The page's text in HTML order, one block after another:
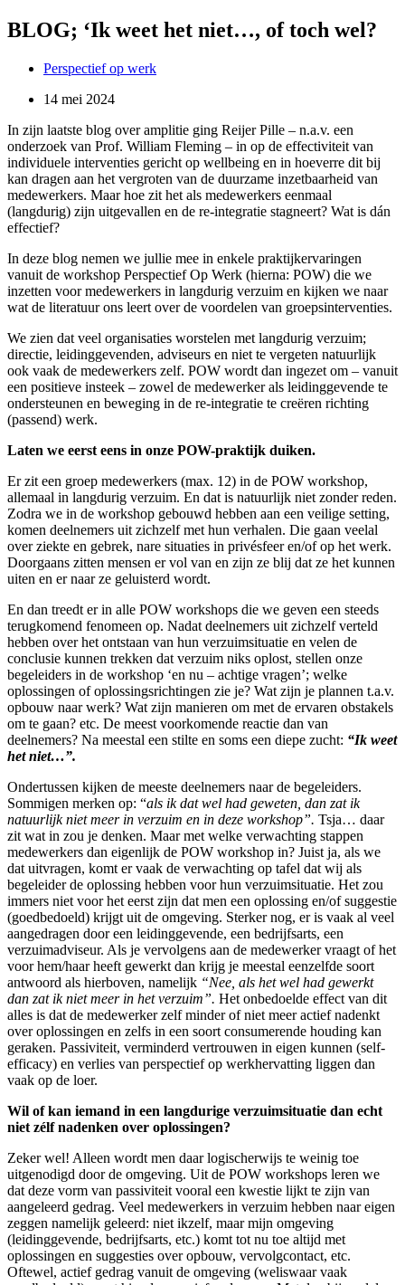
BLOG; ‘Ik weet het niet…, of toch wel?
Perspectief op werk
14 mei 2024
In zijn laatste blog over amplitie ging Reijer Pille – n.a.v. een
onderzoek van Prof. William Fleming – in op de effectiviteit van
individuele interventies gericht op wellbeing en in hoeverre dit bij
kan dragen aan het vergroten van de duurzame inzetbaarheid van
medewerkers. Maar hoe zit het als medewerkers eenmaal
(langdurig) zijn uitgevallen en de re-integratie stagneert? Wat is dán
effectief?
In deze blog nemen we jullie mee in enkele praktijkervaringen
vanuit de workshop Perspectief Op Werk (hierna: POW) die we
inzetten voor medewerkers in langdurig verzuim en kijken we naar
wat de literatuur ons leert over de voordelen van groepsinterventies.
We zien dat veel organisaties worstelen met langdurig verzuim;
directie, leidinggevenden, adviseurs en niet te vergeten natuurlijk
ook vaak de medewerkers zelf. POW wordt dan ingezet om – vanuit
een positieve insteek – zowel de medewerker als leidinggevende te
ondersteunen en beweging in de re-integratie te creëren richting
(passend) werk.
Laten we eerst eens in onze POW-praktijk duiken.
Er zit een groep medewerkers (max. 12) in de POW workshop,
allemaal in langdurig verzuim. En dat is natuurlijk niet zonder reden.
Zodra we in de workshop gebouwd hebben aan een veilige setting,
komen deelnemers uit zichzelf met hun verhalen. Die gaan veelal
over ziekte en gebrek, nare situaties in privésfeer en/of op het werk.
Doorgaans zitten mensen er vol van en zijn ze blij dat ze het kunnen
uiten en er naar ze geluisterd wordt.
En dan treedt er in alle POW workshops die we geven een steeds
terugkomend fenomeen op. Nadat deelnemers uit zichzelf verteld
hebben over het ontstaan van hun verzuimsituatie en velen de
conclusie kunnen trekken dat verzuim niks oplost, stellen onze
begeleiders in de workshop ‘en nu – achtige vragen’; welke
oplossingen of oplossingsrichtingen zie je? Wat zijn je plannen t.a.v.
opbouw naar werk? Wat zijn manieren om met de ervaren obstakels
om te gaan? etc. De meest voorkomende reactie dan van
deelnemers? Na meestal een stilte en soms een diepe zucht: “Ik weet
het niet…”.
Ondertussen kijken de meeste deelnemers naar de begeleiders.
Sommigen merken op: “als ik dat wel had geweten, dan zat ik
natuurlijk niet meer in verzuim en in deze workshop”. Tsja… daar
zit wat in zou je denken. Maar met welke verwachting stappen
medewerkers dan eigenlijk de POW workshop in? Juist ja, als we
dat uitvragen, komt er vaak de verwachting op tafel dat wij als
begeleider de oplossing hebben voor hun verzuimsituatie. Het zou
immers niet voor het eerst zijn dat men een oplossing en/of suggestie
(goedbedoeld) krijgt uit de omgeving. Sterker nog, er is vaak al veel
aangedragen door een leidinggevende, een bedrijfsarts, een
verzuimadviseur. Als je vervolgens aan de medewerker vraagt of het
voor hem/haar heeft gewerkt dan krijg je meestal eenzelfde soort
antwoord als hierboven, namelijk “Nee, als het wel had gewerkt
dan zat ik niet meer in het verzuim”. Het onbedoelde effect van dit
alles is dat de medewerker zelf minder of niet meer actief nadenkt
over oplossingen en zelfs in een soort consumerende houding kan
geraken. Passiviteit, verminderd vertrouwen in eigen kunnen (self-
efficacy) en verlies van perspectief op werkhervatting liggen dan
vaak op de loer.
Wil of kan iemand in een langdurige verzuimsituatie dan echt
niet zélf nadenken over oplossingen?
Zeker wel! Alleen wordt men daar logischerwijs te weinig toe
uitgenodigd door de omgeving. Uit de POW workshops leren we
dat deze vorm van passiviteit vooral een kwestie lijkt te zijn van
aangeleerd gedrag. Veel medewerkers in verzuim hebben naar eigen
zeggen namelijk geleerd: niet ikzelf, maar mijn omgeving
(leidinggevende, bedrijfsarts, etc.) komt tot nu toe altijd met
oplossingen en suggesties over opbouw, vervolgcontact, etc.
Oftewel, actief gedrag vanuit de omgeving (weliswaar vaak